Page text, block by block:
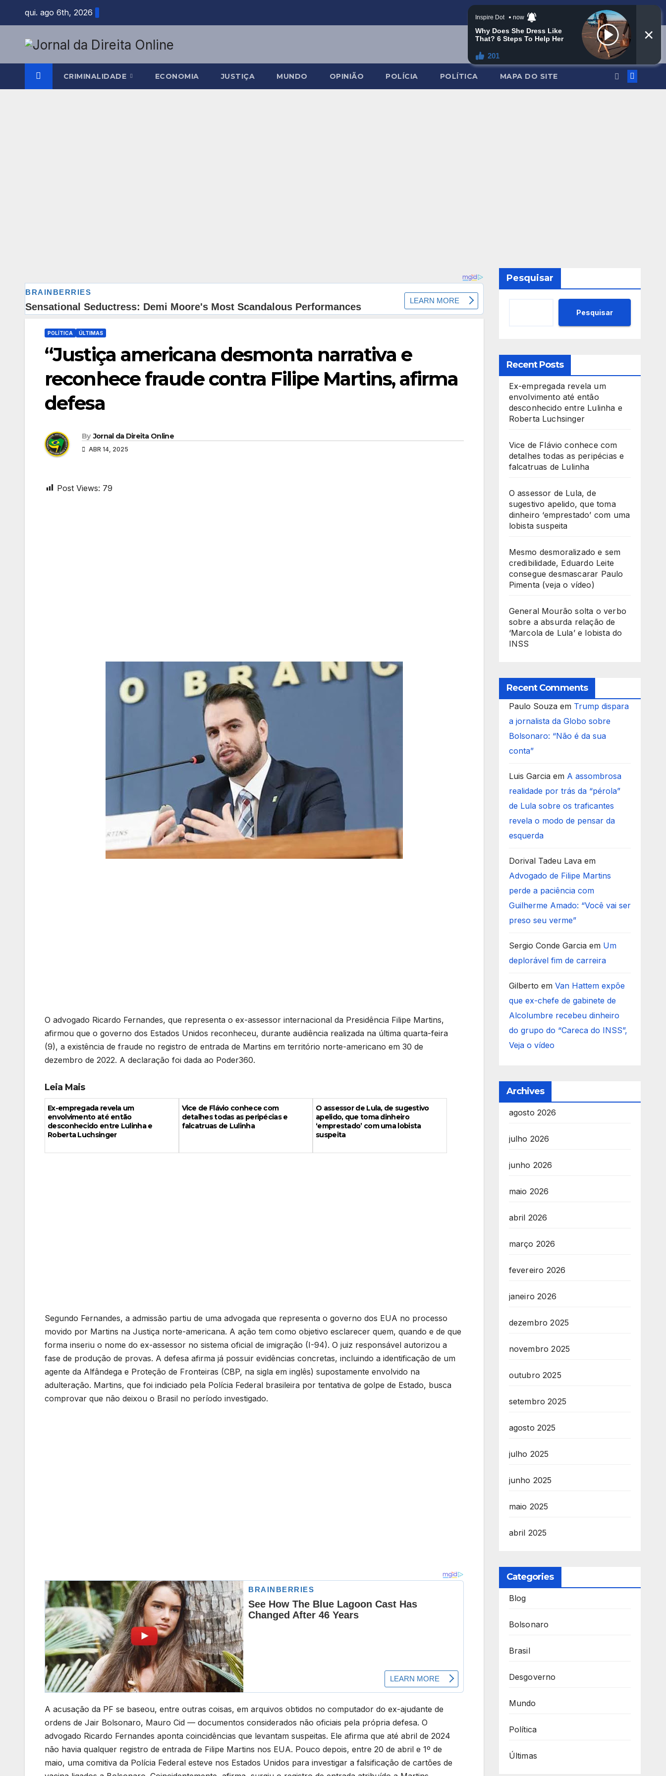
content
qui. ago 6th, 2026
CRIMINALIDADE ECONOMIA JUSTIÇA MUNDO OPINIÃO POLÍCIA POLÍTICA MAPA DO SITE
POLÍTICA ÚLTIMAS
“Justiça americana desmonta narrativa e
reconhece fraude contra Filipe Martins, afirma
defesa
By Jornal da Direita Online
ABR 14, 2025
Post Views: 79
O advogado Ricardo Fernandes, que representa o ex-assessor internacional da Presidência Filipe Martins,
afirmou que o governo dos Estados Unidos reconheceu, durante audiência realizada na última quarta-feira
(9), a existência de fraude no registro de entrada de Martins em território norte-americano em 30 de
dezembro de 2022. A declaração foi dada ao Poder360.
Leia Mais
Ex-empregada revela um
envolvimento até então
desconhecido entre Lulinha e
Roberta Luchsinger
Vice de Flávio conhece com
detalhes todas as peripécias e
falcatruas de Lulinha
O assessor de Lula, de sugestivo
apelido, que toma dinheiro
‘emprestado’ com uma lobista
suspeita
Segundo Fernandes, a admissão partiu de uma advogada que representa o governo dos EUA no processo
movido por Martins na Justiça norte-americana. A ação tem como objetivo esclarecer quem, quando e de que
forma inseriu o nome do ex-assessor no sistema oficial de imigração (I-94). O juiz responsável autorizou a
fase de produção de provas. A defesa afirma já possuir evidências concretas, incluindo a identificação de um
agente da Alfândega e Proteção de Fronteiras (CBP, na sigla em inglês) supostamente envolvido na
adulteração. Martins, que foi indiciado pela Polícia Federal brasileira por tentativa de golpe de Estado, busca
comprovar que não deixou o Brasil no período investigado.
A acusação da PF se baseou, entre outras coisas, em arquivos obtidos no computador do ex-ajudante de
ordens de Jair Bolsonaro, Mauro Cid — documentos considerados não oficiais pela própria defesa. O
advogado Ricardo Fernandes aponta coincidências que levantam suspeitas. Ele afirma que até abril de 2024
não havia qualquer registro de entrada de Filipe Martins nos EUA. Pouco depois, entre 20 de abril e 1º de
maio, uma comitiva da Polícia Federal esteve nos Estados Unidos para investigar a falsificação de cartões de
Pesquisar
Pesquisar
Recent Posts
Ex-empregada revela um
envolvimento até então
desconhecido entre Lulinha e
Roberta Luchsinger
Vice de Flávio conhece com
detalhes todas as peripécias e
falcatruas de Lulinha
O assessor de Lula, de
sugestivo apelido, que toma
dinheiro ‘emprestado’ com uma
lobista suspeita
Mesmo desmoralizado e sem
credibilidade, Eduardo Leite
consegue desmascarar Paulo
Pimenta (veja o vídeo)
General Mourão solta o verbo
sobre a absurda relação de
‘Marcola de Lula’ e lobista do
INSS
Recent Comments
Paulo Souzaem Trump dispara
a jornalista da Globo sobre
Bolsonaro: “Não é da sua
conta”
Luis Garciaem A assombrosa
realidade por trás da “pérola”
de Lula sobre os traficantes
revela o modo de pensar da
esquerda
Dorival Tadeu Lavaem
Advogado de Filipe Martins
perde a paciência com
Guilherme Amado: “Você vai ser
preso seu verme”
Sergio Conde Garciaem Um
deplorável fim de carreira
Gilberto em Van Hattem expõe
que ex-chefe de gabinete de
Alcolumbre recebeu dinheiro
do grupo do “Careca do INSS”,
Veja o vídeo
Archives
agosto 2026
julho 2026
junho 2026
maio 2026
abril 2026
março 2026
fevereiro 2026
janeiro 2026
dezembro 2025
novembro 2025
outubro 2025
setembro 2025
agosto 2025
julho 2025
junho 2025
maio 2025
abril 2025
Categories
Blog
Bolsonaro
Brasil
Desgoverno
Mundo
Política
Últimas